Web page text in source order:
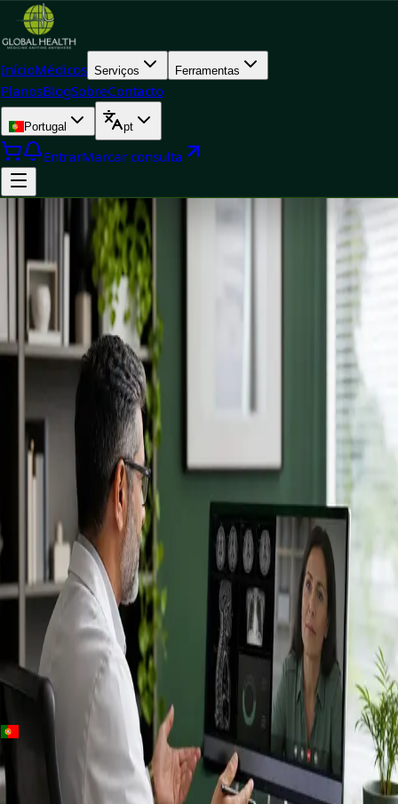
InícioMédicos Serviços Ferramentas
PlanosBlogSobreContacto
Portugal pt
EntrarMarcar consulta
++
Portugal · Especialistas
Specialist
consultation